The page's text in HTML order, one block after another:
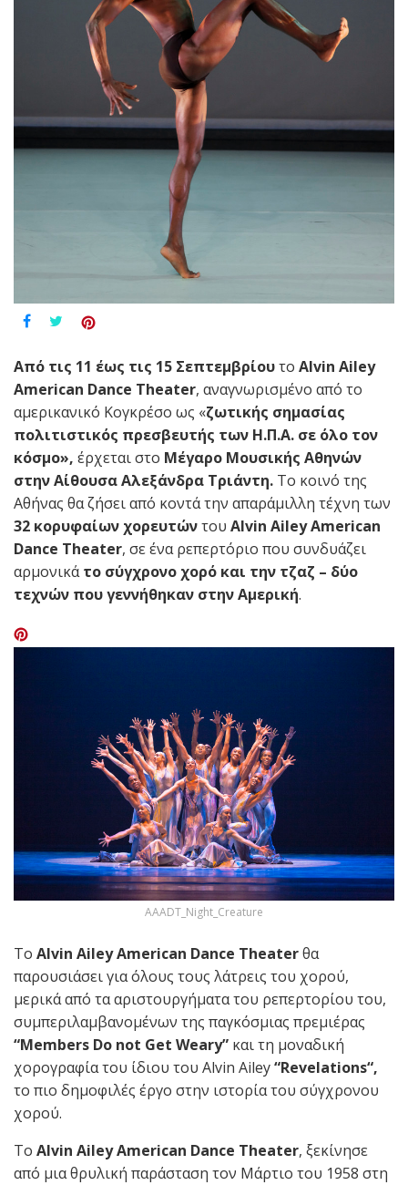
Από τις 11 έως τις 15 Σεπτεμβρίουτο Alvin Ailey
American Dance Theater, αναγνωρισμένο από το
αμερικανικό Κογκρέσο ως «ζωτικής σημασίας
πολιτιστικός πρεσβευτής των Η.Π.Α. σε όλο τον
κόσμο», έρχεται στο Μέγαρο Μουσικής Αθηνών
στην Αίθουσα Αλεξάνδρα Τριάντη. Το κοινό της
Αθήνας θα ζήσει από κοντά την απαράμιλλη τέχνη των
32 κορυφαίων χορευτώντου Alvin AileyAmerican
Dance Theater, σε ένα ρεπερτόριο που συνδυάζει
αρμονικάτο σύγχρονο χορό και την τζαζ – δύο
τεχνών που γεννήθηκαν στην Αμερική.
AAADT_Night_Creature
Το Alvin AileyAmerican Dance Theaterθα
παρουσιάσει για όλους τους λάτρεις του χορού,
μερικά από τα αριστουργήματα του ρεπερτορίου του,
συμπεριλαμβανομένων της παγκόσμιας πρεμιέρας
“Members Do not Get Weary” και τη μοναδική
χορογραφία του ίδιου του Alvin Ailey“Revelations“,
το πιο δημοφιλές έργο στην ιστορία του σύγχρονου
χορού.
Το Alvin Ailey American Dance Theater, ξεκίνησε
από μια θρυλική παράσταση τον Μάρτιο του 1958 στη